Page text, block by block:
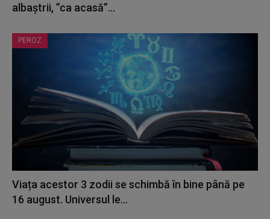
albaștrii, ”ca acasă”...
PEROZ
Viața acestor 3 zodii se schimbă în bine până pe
16 august. Universul le...